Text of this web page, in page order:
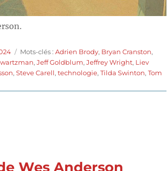
Étiquettes
Mots-clés :Adrien Brody, Bryan Cranston,
,Jeff Goldblum,Jeffrey Wright, Liev
,Steve Carell,technologie,Tilda Swinton,Tom
Wes Anderson